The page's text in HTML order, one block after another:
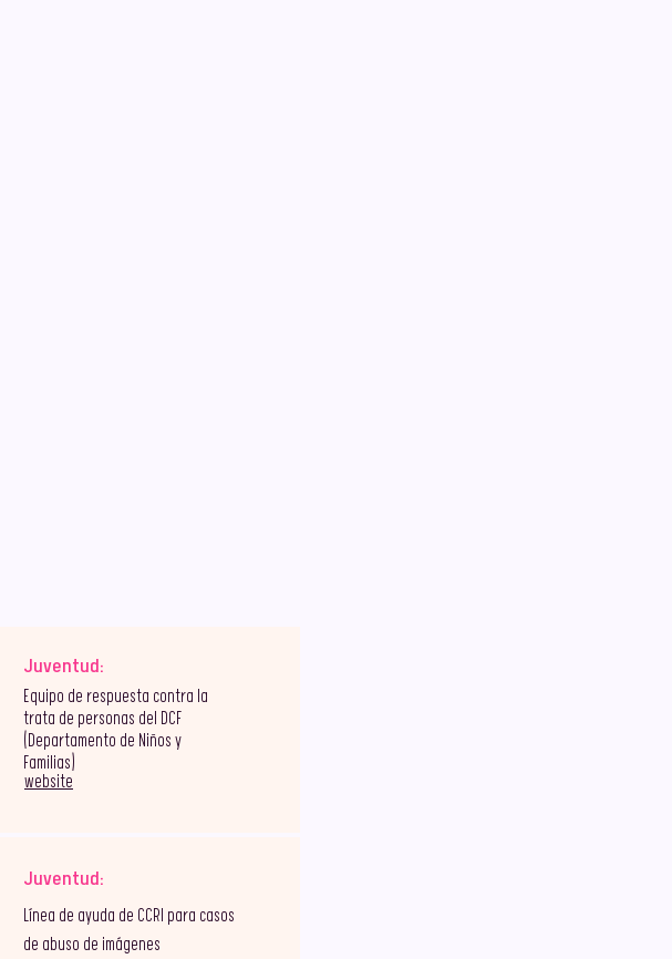
Juventud:
Equipo de respuesta contra la
trata de personas del DCF
(Departamento de Niños y
Familias)
website
Juventud:
Línea de ayuda de CCRI para casos
de abuso de imágenes